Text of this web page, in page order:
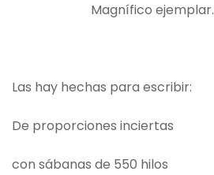
Magnífico ejemplar.
Las hay hechas para escribir:
De proporciones inciertas
con sábanas de 550 hilos